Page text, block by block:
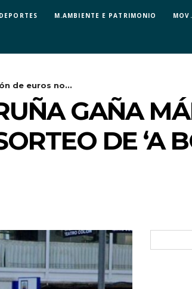
DEPORTES M.AMBIENTE E PATRIMONIO
de euros no...
GAÑA
DE ‘A